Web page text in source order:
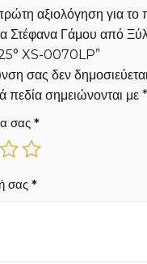
αξιολόγηση για το
Στέφανα Γάμου από
XS-0070LP”
σας δεν
πεδία σημειώνονται με *
σας *
σας *